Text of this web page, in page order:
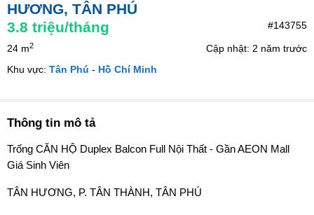
HƯƠNG, TÂN PHÚ
3.8 triệu/tháng #143755
24 m2
Cập nhật: 2 năm trước
Khu vực: Tân Phú - Hồ Chí Minh
Thông tin mô tả
Trống CĂN HỘ Duplex Balcon Full Nội Thất - Gần AEON Mall
Giá Sinh Viên
️TÂN HƯƠNG, P. TÂN THÀNH, TÂN PHÚ️